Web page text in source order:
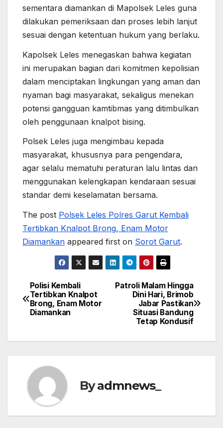
sementara diamankan di Mapolsek Leles guna
dilakukan pemeriksaan dan proses lebih lanjut
sesuai dengan ketentuan hukum yang berlaku.
Kapolsek Leles menegaskan bahwa kegiatan
ini merupakan bagian dari komitmen kepolisian
dalam menciptakan lingkungan yang aman dan
nyaman bagi masyarakat, sekaligus menekan
potensi gangguan kamtibmas yang ditimbulkan
oleh penggunaan knalpot bising.
Polsek Leles juga mengimbau kepada
masyarakat, khususnya para pengendara,
agar selalu mematuhi peraturan lalu lintas dan
menggunakan kelengkapan kendaraan sesuai
standar demi keselamatan bersama.
The post Polsek Leles Polres Garut Kembali
Tertibkan Knalpot Brong, Enam Motor
Diamankan appeared first on Sorot Garut.
Post
navigation
Patroli Malam Hingga
Dini Hari, Brimob
Jabar Pastikan
Situasi Bandung
Tetap Kondusif
Polisi Kembali
Tertibkan Knalpot
Brong, Enam Motor
Diamankan
Byadmnews_